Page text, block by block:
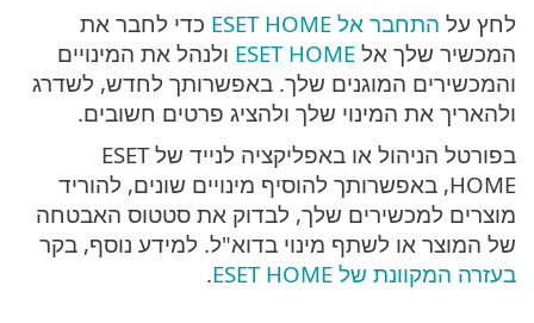
לחץ על התחבר אל ESET HOME
כדי לחבר את
המכשיר שלך אל ESET HOME ולנהל את המינויים
והמכשירים המוגנים שלך. באפשרותך לחדש, לשדרג
ולהאריך את המינוי שלך ולהציג פרטים חשובים.
בפורטל הניהול או באפליקציה לנייד של ESET
HOME, באפשרותך להוסיף מינויים שונים, להוריד
מוצרים למכשירים שלך, לבדוק את סטטוס האבטחה
של המוצר או לשתף מינוי בדוא"ל. למידע נוסף, בקר
בעזרה המקוונת של ESET HOME
.